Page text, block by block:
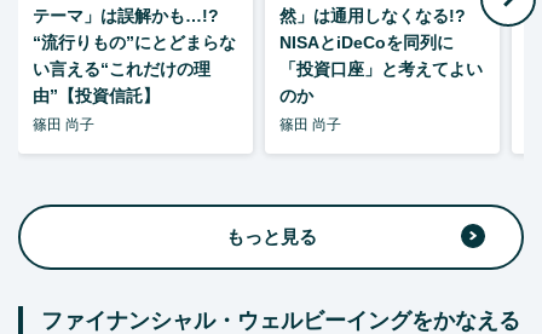
テーマ」は誤解かも…!?
“流行りもの”にとどまらな
い言える“これだけの理
由”【投資信託】
篠田 尚子
然」は通用しなくなる!?
NISAとiDeCoを同列に
「投資口座」と考えてよい
のか
篠田 尚子
もっと見る
ファイナンシャル・ウェルビーイングをかなえる